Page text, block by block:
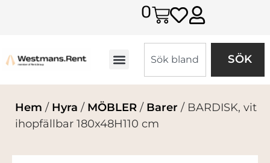
0
SÖK
Hem / Hyra / MÖBLER / Barer / BARDISK, vit
ihopfällbar 180x48H110 cm